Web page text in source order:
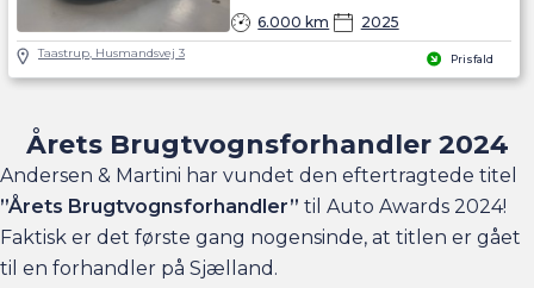
Prisfald
6.000 km 2025
Taastrup, Husmandsvej 3
Årets Brugtvognsforhandler 2024
Andersen & Martini har vundet den eftertragtede titel
”Årets Brugtvognsforhandler” til Auto Awards 2024!
Faktisk er det første gang nogensinde, at titlen er gået
til en forhandler på Sjælland.